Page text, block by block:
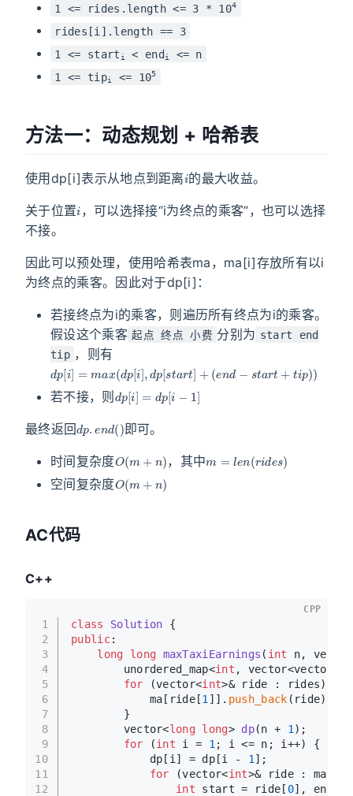
1 <= rides.length <= 3 * 104
rides[i].length == 3
1 <= start i < endi
<= n
1 <= tipi <= 105
方法一：动态规划 + 哈希表
使用dp[i]表示从地点到距离 的最大收益。
关于位置 ，可以选择接“i为终点的乘客”，也可以选择
不接。
因此可以预处理，使用哈希表ma，ma[i]存放所有以i
为终点的乘客。因此对于dp[i]：
若接终点为i的乘客，则遍历所有终点为i的乘客。
假设这个乘客 起点 终点 小费 分别为 start end
tip ，则有
dp[ i] =max
(end− start
若不接，则
dp[i]=dp [i− 1]
最终返回 即可。
时间复杂度 ，其中
空间复杂度
O (m + n)
AC代码
C++
1
2
3
4
5
6
7
8
9
10
11
12
class Solution {
public:
long
long maxTaxiEarnings ( int
n,
        unordered_map<
int , vector<vector<
for (vector<int>& ride : rides) {
            ma[ride[
1 ]]. push_back (ride);
        }
vector<long long> dp(n + 1 ) ;
for (int i = 1 ; i <= n; i++) {
            dp[i] = dp[i -
1 ];
for (vector<int>& ride :
int start = ride[ 0], end =
CPP